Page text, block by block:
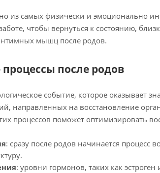
из самых физически и эмоционально
чтобы вернуться к состоянию,
мышц после родов.
после родов
событие, которое оказывает
направленных на восстановление
процессов поможет оптимизировать
: сразу после родов начинается процесс
: уровни гормонов, таких как